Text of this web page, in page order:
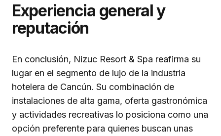
Experiencia general y
reputación
En conclusión, Nizuc Resort & Spa reafirma su
lugar en el segmento de lujo de la industria
hotelera de Cancún. Su combinación de
instalaciones de alta gama, oferta gastronómica
y actividades recreativas lo posiciona como una
opción preferente para quienes buscan unas